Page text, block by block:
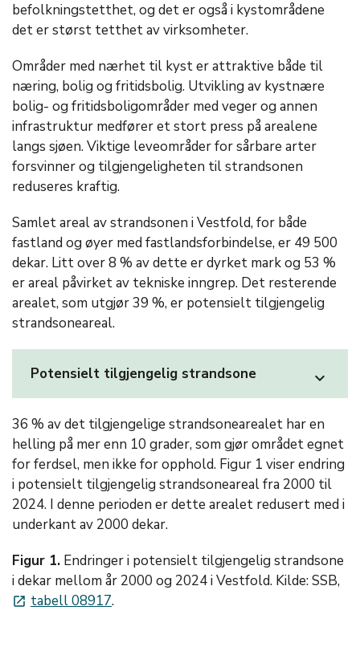
befolkningstetthet, og det er også i kystområdene
det er størst tetthet av virksomheter.
Områder med nærhet til kyst er attraktive både til
næring, bolig og fritidsbolig. Utvikling av kystnære
bolig- og fritidsboligområder med veger og annen
infrastruktur medfører et stort press på arealene
langs sjøen. Viktige leveområder for sårbare arter
forsvinner og tilgjengeligheten til strandsonen
reduseres kraftig.
Samlet areal av strandsonen i Vestfold, for både
fastland og øyer med fastlandsforbindelse, er 49 500
dekar. Litt over 8 % av dette er dyrket mark og 53 %
er areal påvirket av tekniske inngrep. Det resterende
arealet, som utgjør 39 %, er potensielt tilgjengelig
strandsoneareal.
Potensielt tilgjengelig strandsone expand_more
36 % av det tilgjengelige strandsonearealet har en
helling på mer enn 10 grader, som gjør området egnet
for ferdsel, men ikke for opphold. Figur 1 viser endring
i potensielt tilgjengelig strandsoneareal fra 2000 til
2024. I denne perioden er dette arealet redusert med i
underkant av 2000 dekar.
Figur 1. Endringer i potensielt tilgjengelig strandsone
i dekar mellom år 2000 og 2024 i Vestfold. Kilde: SSB,
launch tabell 08917.